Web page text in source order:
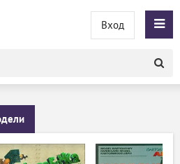
Вход